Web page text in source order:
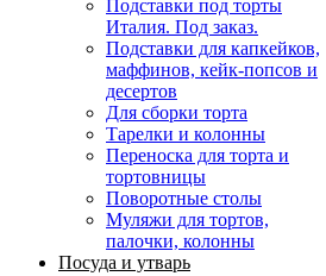
Подставки под торты
Италия. Под заказ.
Подставки для капкейков,
маффинов, кейк-попсов и
десертов
Для сборки торта
Тарелки и колонны
Переноска для торта и
тортовницы
Поворотные столы
Муляжи для тортов,
палочки, колонны
Посуда и утварь